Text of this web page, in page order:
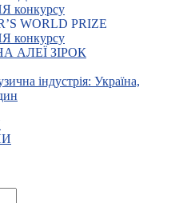
WORLD PRIZE
АЛЕЇ ЗІРОК
індустрія: Україна,